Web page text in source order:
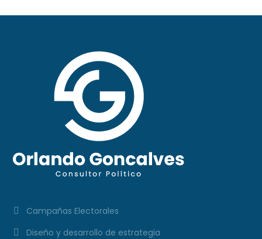
Campañas Electorales
Diseño y desarrollo de estrategia